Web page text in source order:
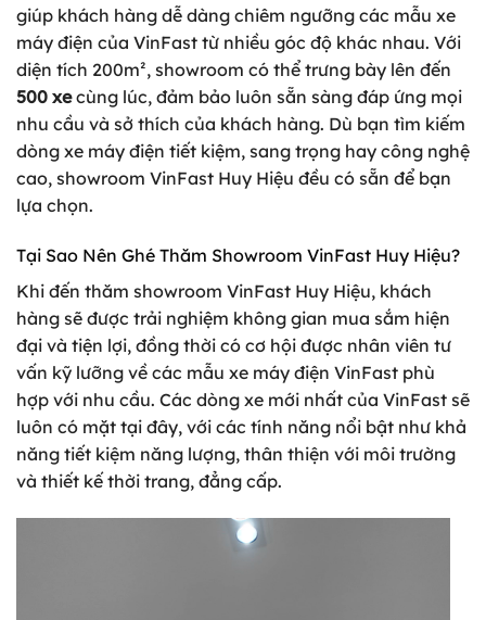
giúp khách hàng dễ dàng chiêm ngưỡng các mẫu xe
máy điện của VinFast từ nhiều góc độ khác nhau. Với
diện tích 200m², showroom có thể trưng bày lên đến
500 xecùng lúc, đảm bảo luôn sẵn sàng đáp ứng mọi
nhu cầu và sở thích của khách hàng. Dù bạn tìm kiếm
dòng xe máy điện tiết kiệm, sang trọng hay công nghệ
cao, showroom VinFast Huy Hiệu đều có sẵn để bạn
lựa chọn.
Tại Sao Nên Ghé Thăm Showroom VinFast Huy Hiệu?
Khi đến thăm showroom VinFast Huy Hiệu, khách
hàng sẽ được trải nghiệm không gian mua sắm hiện
đại và tiện lợi, đồng thời có cơ hội được nhân viên tư
vấn kỹ lưỡng về các mẫu xe máy điện VinFast phù
hợp với nhu cầu. Các dòng xe mới nhất của VinFast sẽ
luôn có mặt tại đây, với các tính năng nổi bật như khả
năng tiết kiệm năng lượng, thân thiện với môi trường
và thiết kế thời trang, đẳng cấp.